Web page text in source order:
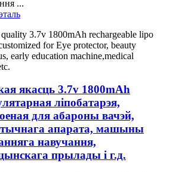
...
якасць 3.7v 1800mAh
ліпобатарэя,
для абароны вачэй,
апарата, машыны
навучання,
прылады і г.д.